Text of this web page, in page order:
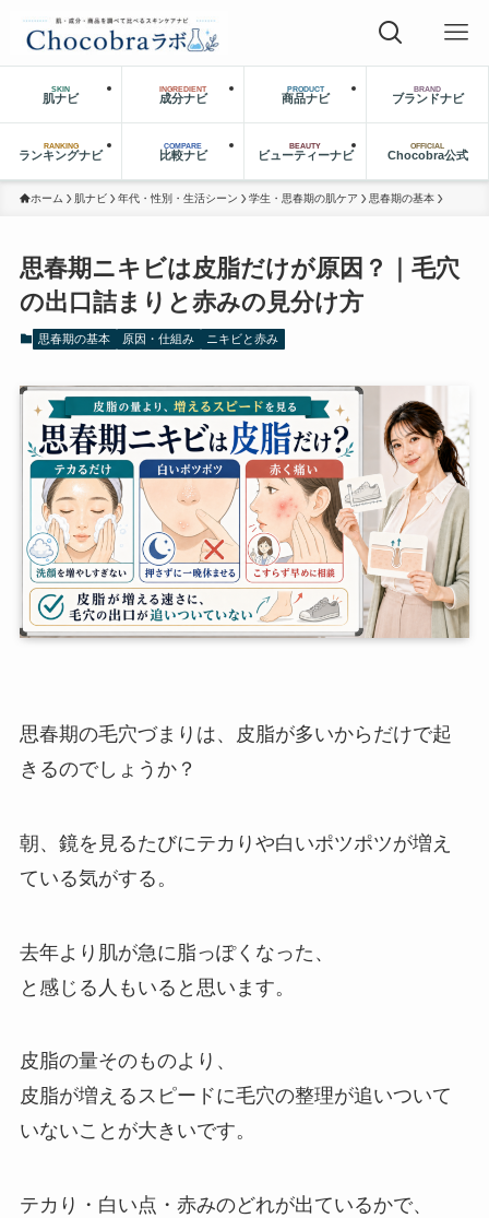
SKIN
肌ナビ
INGREDIENT
成分ナビ
PRODUCT
商品ナビ
BRAND
ブランドナビ
RANKING
ランキングナビ
COMPARE
比較ナビ
BEAUTY
ビューティーナビ
OFFICIAL
Chocobra公式
ホーム 肌ナビ 年代・性別・生活シーン 学生・思春期の肌ケア 思春期の基本
思春期ニキビは皮脂だけが原因？｜毛穴
の出口詰まりと赤みの見分け方
思春期の基本 原因・仕組み ニキビと赤み
思春期の毛穴づまりは、皮脂が多いからだけで起
きるのでしょうか？
朝、鏡を見るたびにテカりや白いポツポツが増え
ている気がする。
去年より肌が急に脂っぽくなった、
と感じる人もいると思います。
皮脂の量そのものより、
皮脂が増えるスピードに毛穴の整理が追いついて
いないことが大きいです。
テカり・白い点・赤みのどれが出ているかで、